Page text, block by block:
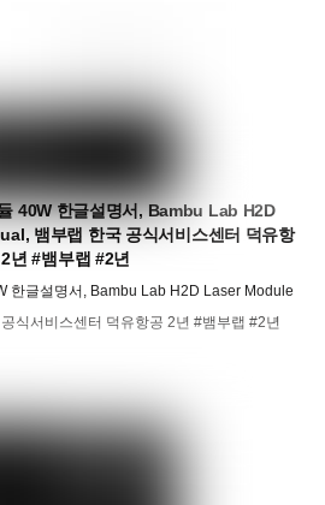
40W 한글설명서, Bambu Lab H2D
뱀부랩 한국 공식서비스센터 덕유항
년 #뱀부랩 #2년
한글설명서, Bambu Lab H2D Laser Module
식서비스센터 덕유항공 2년 #뱀부랩 #2년